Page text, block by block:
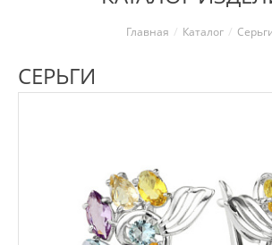
Главная Каталог
СЕРЬГИ